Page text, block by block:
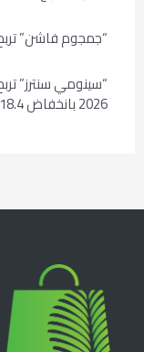
“جمجوم فاشن” تربح 16.6 مليون ريال في الربع الثالث من
2026 بانخفاض 18.4%